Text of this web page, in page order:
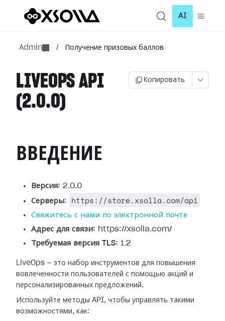
AI
Admin / Получение призовых баллов
LIVEOPS API
(2.0.0)
Копировать
ВВЕДЕНИЕ
Версия: 2.0.0
Серверы: https://store.xsolla.com/api
Свяжитесь с нами по электронной почте
Адрес для связи: https://xsolla.com/
Требуемая версия TLS: 1.2
LiveOps — это набор инструментов для повышения
вовлеченности пользователей с помощью акций и
персонализированных предложений.
Используйте методы API, чтобы управлять такими
возможностями, как: